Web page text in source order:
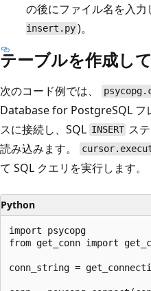
の後にファイル名を入力
insert.py)。
テーブルを作成し
次のコード例では、
Database for PostgreSQL フ
スに接続し、SQL INSERT ス
読み込みます。
て SQL クエリを実行します。
Python
import psycopg
from get_conn import
conn_string =